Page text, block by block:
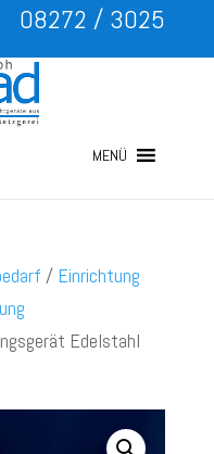
08272 / 3025
MENÜ
/ Einrichtung
Edelstahl